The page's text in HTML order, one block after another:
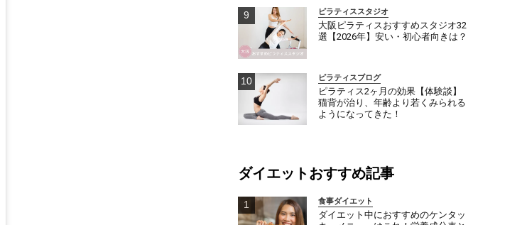
ピラティススタジオ
大阪ピラティスおすすめスタジオ32
選【2026年】安い・初心者向きは？
ピラティスブログ
ピラティス2ヶ月の効果【体験談】
猫背が治り、年齢より若くみられる
ようになってきた！
ダイエットおすすめ記事
食事ダイエット
ダイエット中におすすめのケンタッ